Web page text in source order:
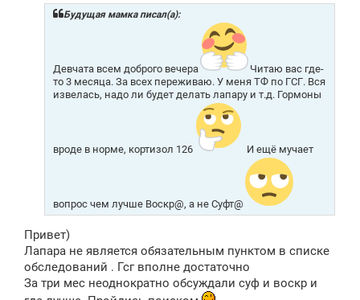
Будущая мамка писал(а):
Девчата всем доброго вечера
Читаю вас где-
то 3 месяца. За всех переживаю. У меня ТФ по ГСГ. Вся
извелась, надо ли будет делать лапару и т.д. Гормоны
вроде в норме, кортизол 126 И ещё мучает
вопрос чем лучше Воскр@, а не Суфт@
Привет)
Лапара не является обязательным пунктом в списке
обследований . Гсг вполне достаточно
За три мес неоднократно обсуждали суф и воскр и